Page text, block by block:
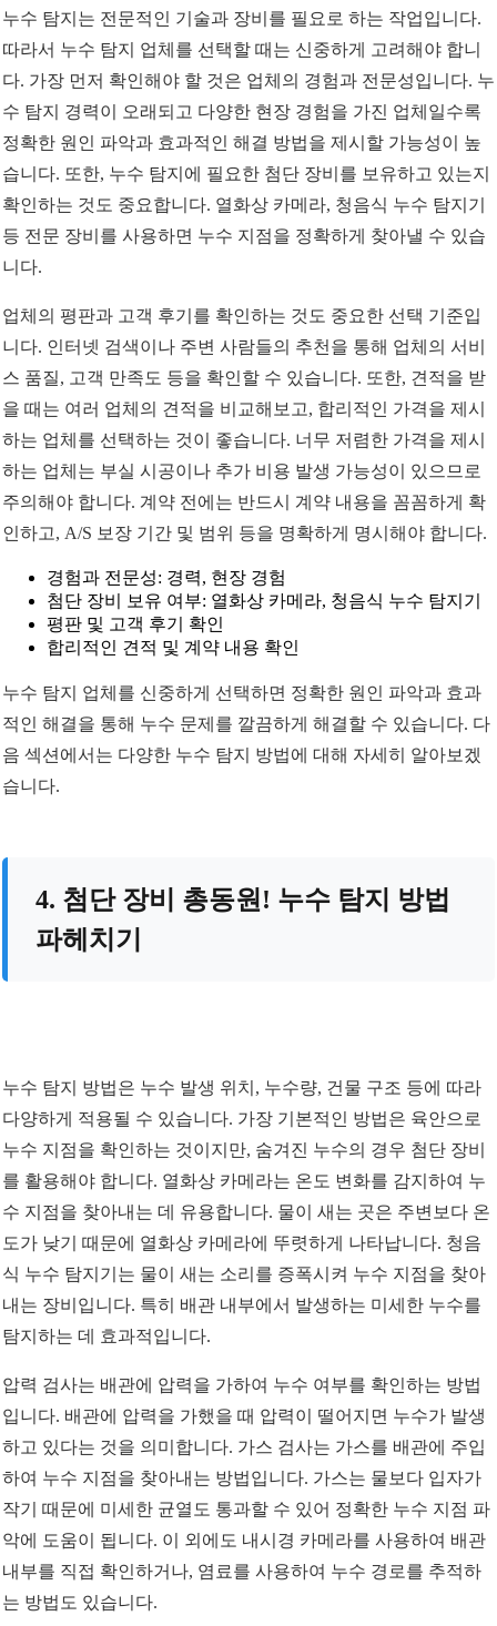
누수 탐지는 전문적인 기술과 장비를 필요로 하는 작업입니다.
따라서 누수 탐지 업체를 선택할 때는 신중하게 고려해야 합니
다. 가장 먼저 확인해야 할 것은 업체의 경험과 전문성입니다. 누
수 탐지 경력이 오래되고 다양한 현장 경험을 가진 업체일수록
정확한 원인 파악과 효과적인 해결 방법을 제시할 가능성이 높
습니다. 또한, 누수 탐지에 필요한 첨단 장비를 보유하고 있는지
확인하는 것도 중요합니다. 열화상 카메라, 청음식 누수 탐지기
등 전문 장비를 사용하면 누수 지점을 정확하게 찾아낼 수 있습
니다.
업체의 평판과 고객 후기를 확인하는 것도 중요한 선택 기준입
니다. 인터넷 검색이나 주변 사람들의 추천을 통해 업체의 서비
스 품질, 고객 만족도 등을 확인할 수 있습니다. 또한, 견적을 받
을 때는 여러 업체의 견적을 비교해보고, 합리적인 가격을 제시
하는 업체를 선택하는 것이 좋습니다. 너무 저렴한 가격을 제시
하는 업체는 부실 시공이나 추가 비용 발생 가능성이 있으므로
주의해야 합니다. 계약 전에는 반드시 계약 내용을 꼼꼼하게 확
인하고, A/S 보장 기간 및 범위 등을 명확하게 명시해야 합니다.
경험과 전문성: 경력, 현장 경험
첨단 장비 보유 여부: 열화상 카메라, 청음식 누수 탐지기
평판 및 고객 후기 확인
합리적인 견적 및 계약 내용 확인
누수 탐지 업체를 신중하게 선택하면 정확한 원인 파악과 효과
적인 해결을 통해 누수 문제를 깔끔하게 해결할 수 있습니다. 다
음 섹션에서는 다양한 누수 탐지 방법에 대해 자세히 알아보겠
습니다.
4. 첨단 장비 총동원! 누수 탐지 방법
파헤치기
누수 탐지 방법은 누수 발생 위치, 누수량, 건물 구조 등에 따라
다양하게 적용될 수 있습니다. 가장 기본적인 방법은 육안으로
누수 지점을 확인하는 것이지만, 숨겨진 누수의 경우 첨단 장비
를 활용해야 합니다. 열화상 카메라는 온도 변화를 감지하여 누
수 지점을 찾아내는 데 유용합니다. 물이 새는 곳은 주변보다 온
도가 낮기 때문에 열화상 카메라에 뚜렷하게 나타납니다. 청음
식 누수 탐지기는 물이 새는 소리를 증폭시켜 누수 지점을 찾아
내는 장비입니다. 특히 배관 내부에서 발생하는 미세한 누수를
탐지하는 데 효과적입니다.
압력 검사는 배관에 압력을 가하여 누수 여부를 확인하는 방법
입니다. 배관에 압력을 가했을 때 압력이 떨어지면 누수가 발생
하고 있다는 것을 의미합니다. 가스 검사는 가스를 배관에 주입
하여 누수 지점을 찾아내는 방법입니다. 가스는 물보다 입자가
작기 때문에 미세한 균열도 통과할 수 있어 정확한 누수 지점 파
악에 도움이 됩니다. 이 외에도 내시경 카메라를 사용하여 배관
내부를 직접 확인하거나, 염료를 사용하여 누수 경로를 추적하
는 방법도 있습니다.